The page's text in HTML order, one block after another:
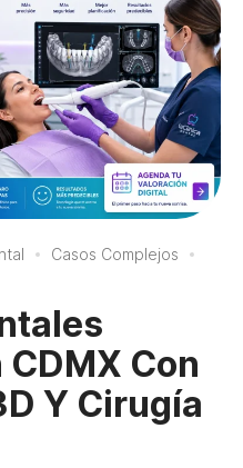
Casos Complejos
Con
Y Cirugía